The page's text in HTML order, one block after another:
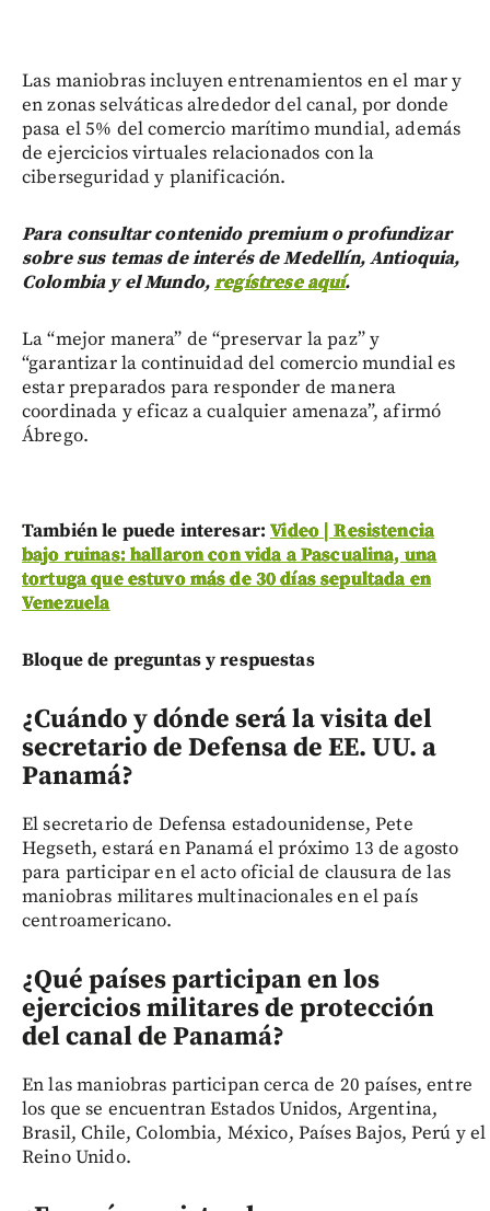
Las maniobras incluyen entrenamientos en el mar y
en zonas selváticas alrededor del canal, por donde
pasa el 5% del comercio marítimo mundial, además
de ejercicios virtuales relacionados con la
ciberseguridad y planificación.
Para consultar contenido premium o profundizar
sobre sus temas de interés de Medellín, Antioquia,
Colombia y el Mundo,regístrese aquí.
La “mejor manera” de “preservar la paz” y
“garantizar la continuidad del comercio mundial es
estar preparados para responder de manera
coordinada y eficaz a cualquier amenaza”, afirmó
Ábrego.
También le puede interesar:Video | Resistencia
bajo ruinas: hallaron con vida a Pascualina, una
tortuga que estuvo más de 30 días sepultada en
Venezuela
Bloque de preguntas y respuestas
¿Cuándo y dónde será la visita del
secretario de Defensa de EE. UU. a
Panamá?
El secretario de Defensa estadounidense, Pete
Hegseth, estará en Panamá el próximo 13 de agosto
para participar en el acto oficial de clausura de las
maniobras militares multinacionales en el país
centroamericano.
¿Qué países participan en los
ejercicios militares de protección
del canal de Panamá?
En las maniobras participan cerca de 20 países, entre
los que se encuentran Estados Unidos, Argentina,
Brasil, Chile, Colombia, México, Países Bajos, Perú y el
Reino Unido.